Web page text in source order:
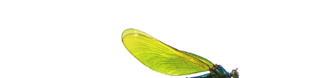
ПОДЕЛИТЬСЯ С ДРУЗЬЯМИ
Если у вас есть вопросы, пишите donate@novayagazeta.ru